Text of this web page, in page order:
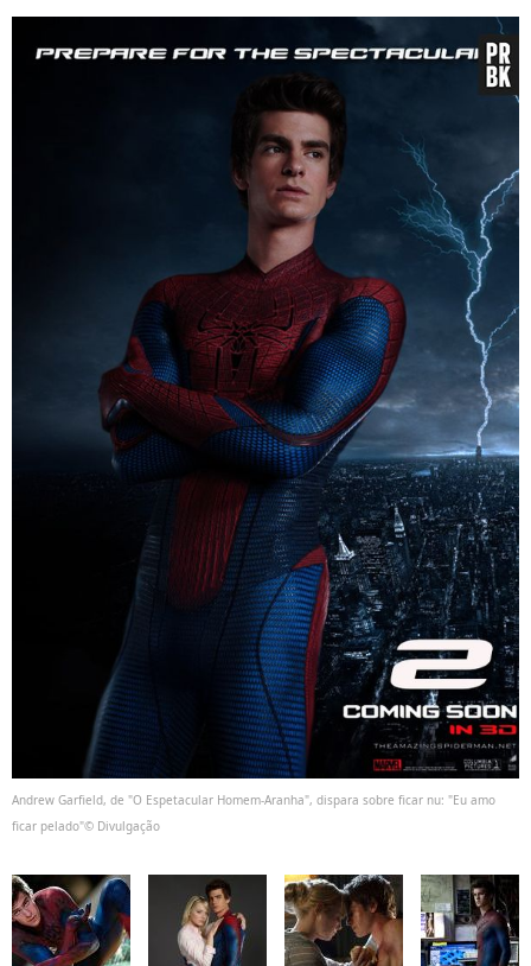
Andrew Garfield, de "O Espetacular Homem-Aranha", dispara sobre ficar nu: "Eu amo
ficar pelado"© Divulgação